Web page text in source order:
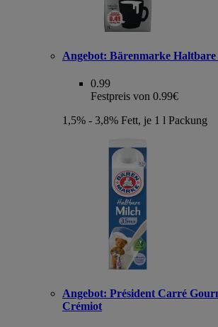
Angebot: Bärenmarke
0.99
Festpreis von 0.99€
1,5% - 3,8% Fett, je 1 l Packung
Angebot: Président Carré
Crémiot